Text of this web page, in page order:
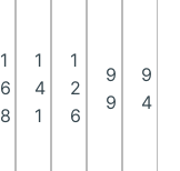
1
6
8
1
4
1
1
2
6
9
9
9
4